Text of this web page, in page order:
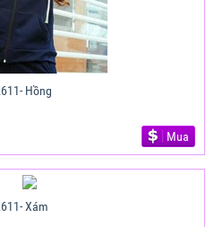
Hồng
Mua
Xám